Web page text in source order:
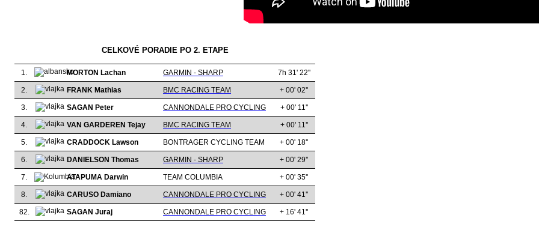
CELKOVÉ PORADIE PO 2. ETAPE
1. MORTON Lachan GARMIN - SHARP 7h 31' 22''
2. FRANK Mathias BMC RACING TEAM + 00' 02''
3. SAGAN Peter CANNONDALE PRO CYCLING + 00' 11''
4. VAN GARDEREN Tejay BMC RACING TEAM + 00' 11''
5. CRADDOCK Lawson BONTRAGER CYCLING TEAM + 00' 18''
6. DANIELSON Thomas GARMIN - SHARP + 00' 29''
7. ATAPUMA Darwin TEAM COLUMBIA + 00' 35''
8. CARUSO Damiano CANNONDALE PRO CYCLING + 00' 41''
82. SAGAN Juraj CANNONDALE PRO CYCLING + 16' 41''